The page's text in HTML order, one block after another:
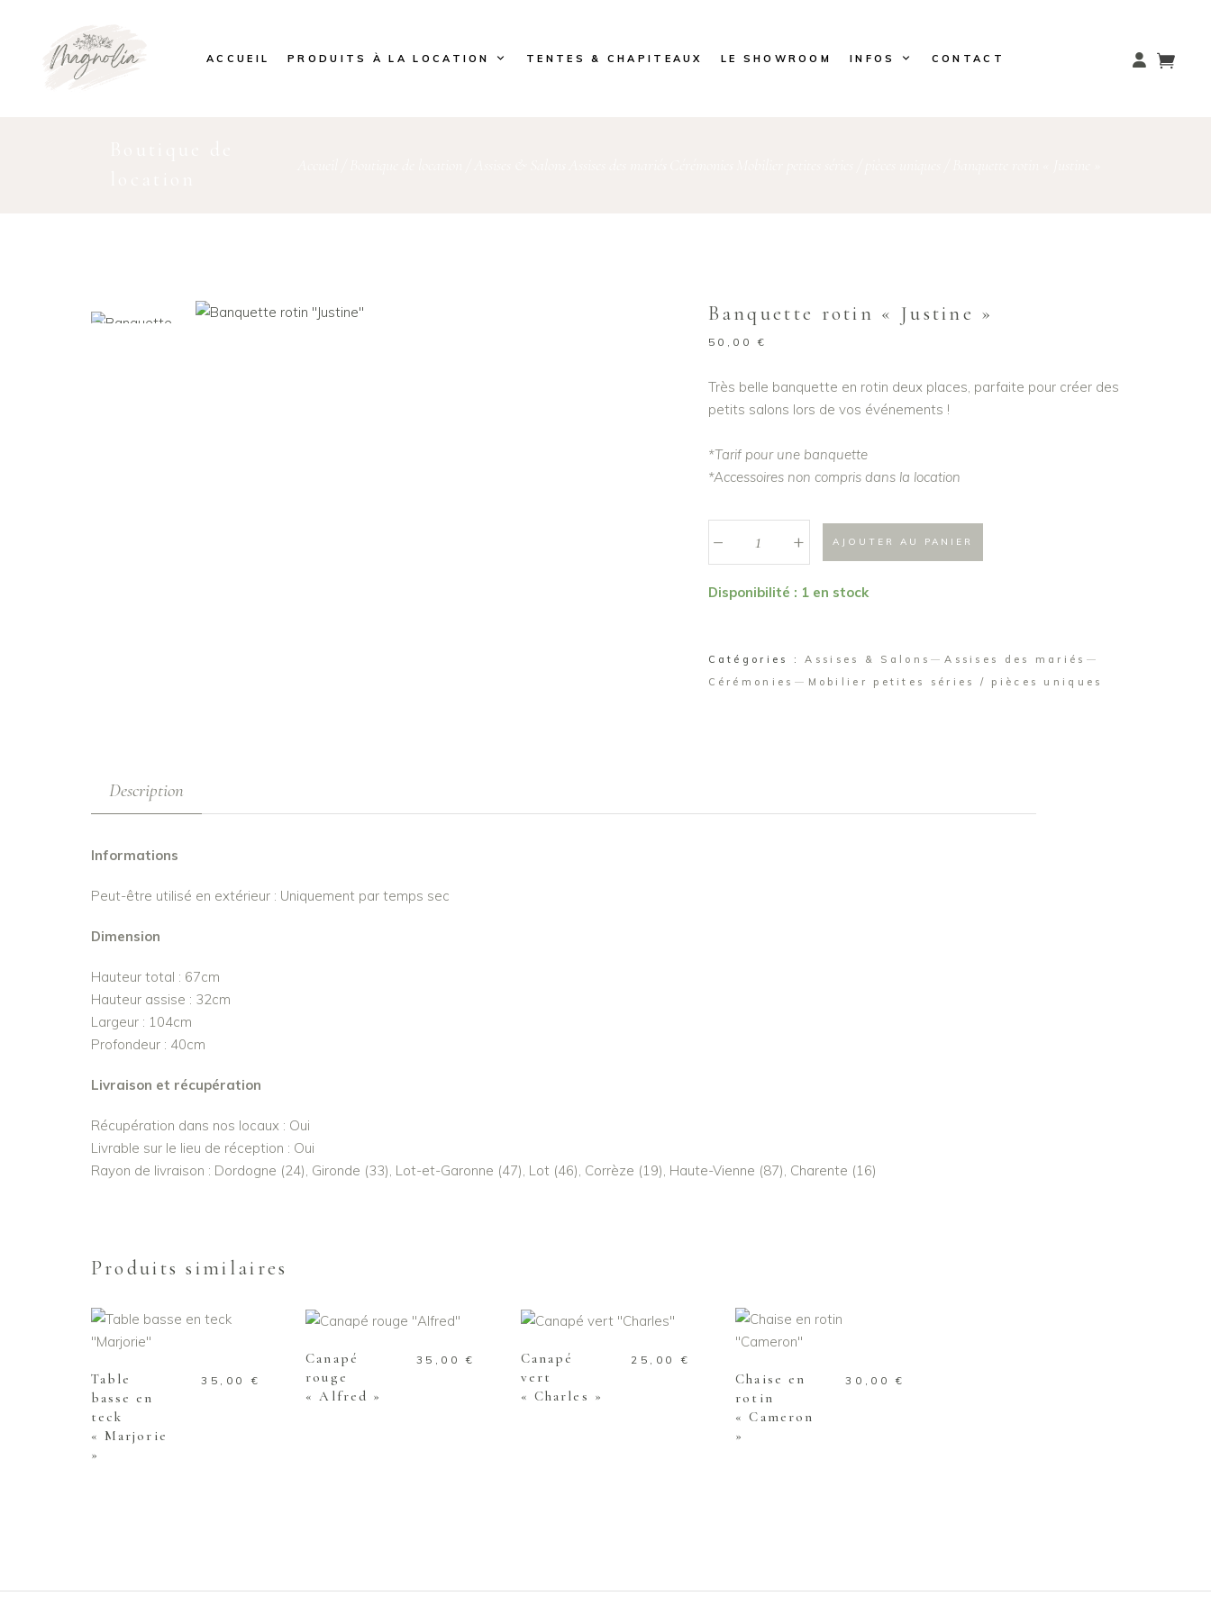
ACCUEIL PRODUITS À LA LOCATION TENTES & CHAPITEAUX LE SHOWROOM INFOS CONTACT
Banquette rotin « Justine »
50,00€
Très belle banquette en rotin deux places, parfaite pour créer des
petits salons lors de vos événements !
*Tarif pour une banquette
*Accessoires non compris dans la location
quantité
+ AJOUTER AU PANIER
Disponibilité : 1 en stock
Catégories :Assises & Salons
Assises des mariés
Cérémonies
Mobilier petites séries / pièces uniques
Description
Informations
Peut-être utilisé en extérieur : Uniquement par temps sec
Dimension
Hauteur total : 67cm
Hauteur assise : 32cm
Largeur : 104cm
Profondeur : 40cm
Livraison et récupération
Récupération dans nos locaux : Oui
Livrable sur le lieu de réception : Oui
Rayon de livraison : Dordogne (24), Gironde (33), Lot-et-Garonne (47), Lot (46), Corrèze (19), Haute-Vienne (87), Charente (16)
Produits similaires
AJOUTER AU PANIER
Table
basse en
teck
« Marjorie
»
35,00 €
AJOUTER AU PANIER
Canapé
rouge
« Alfred »
35,00€
AJOUTER AU PANIER
Canapé
vert
« Charles »
25,00 €
AJOUTER AU PANIER
Chaise en
rotin
« Cameron
»
30,00€